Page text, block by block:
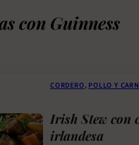
con Guinness
CORDERO, POLLO Y
Irish Stew con
irlandesa